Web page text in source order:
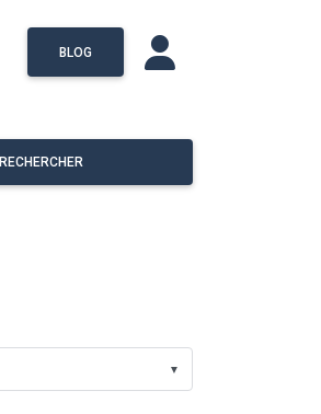
BLOG
RECHERCHER
▼